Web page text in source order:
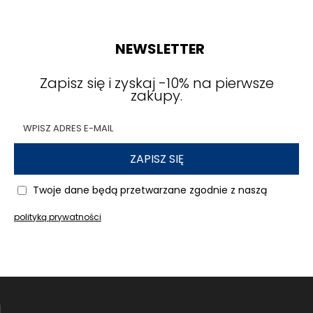
dodatki wykonywane są z materiałów
przystosowanych do regularnego użytkowania.
uszkodzeń podczas częstego podłączania
pomagają zachować funkcjonalność przez długi
to dwa różne modele smartfonów, dlatego
w ustawieniach telefonu. Wybór akcesoriów
pomaga zapewnić prawidłowe dopasowanie
NEWSLETTER
Zapisz się i zyskaj -10% na pierwsze
zakupy.
ZAPISZ SIĘ
Twoje dane będą przetwarzane zgodnie z naszą
polityką prywatności